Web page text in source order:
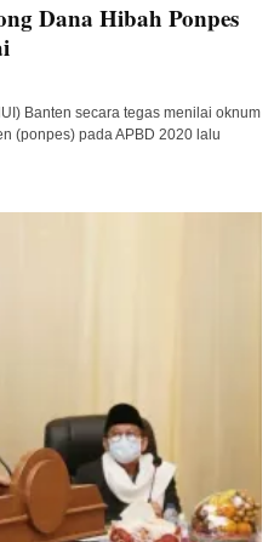
Dana Hibah Ponpes
Banten secara tegas menilai oknum
(ponpes) pada APBD 2020 lalu